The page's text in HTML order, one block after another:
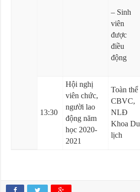
– Sinh
viên
được
điều
động
13:30
Hội nghị
viên chức,
người lao
động năm
học 2020-
2021
Toàn thể
CBVC,
NLĐ
Khoa Du
lịch